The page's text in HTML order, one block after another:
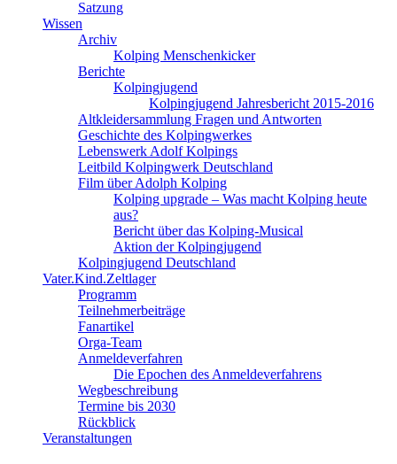
Satzung
Wissen
Archiv
Kolping Menschenkicker
Berichte
Kolpingjugend
Kolpingjugend Jahresbericht 2015-2016
Altkleidersammlung Fragen und Antworten
Geschichte des Kolpingwerkes
Lebenswerk Adolf Kolpings
Leitbild Kolpingwerk Deutschland
Film über Adolph Kolping
Kolping upgrade – Was macht Kolping heute
aus?
Bericht über das Kolping-Musical
Aktion der Kolpingjugend
Kolpingjugend Deutschland
Vater.Kind.Zeltlager
Programm
Teilnehmerbeiträge
Fanartikel
Orga-Team
Anmeldeverfahren
Die Epochen des Anmeldeverfahrens
Wegbeschreibung
Termine bis 2030
Rückblick
Veranstaltungen